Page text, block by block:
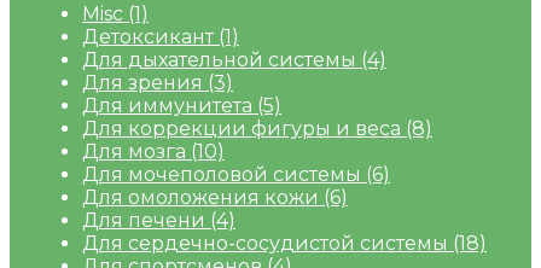
Misc (1)
Детоксикант (1)
Для дыхательной системы (4)
Для зрения (3)
Для иммунитета (5)
Для коррекции фигуры и веса (8)
Для мозга (10)
Для мочеполовой системы (6)
Для омоложения кожи (6)
Для печени (4)
Для сердечно-сосудистой системы (18)